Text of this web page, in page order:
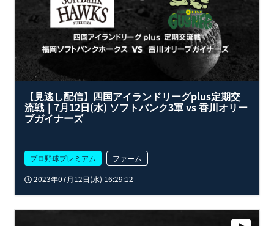
【見逃し配信】四国アイランドリーグplus定期交
流戦｜7月12日(水) ソフトバンク3軍 vs 香川オリー
ブガイナーズ
プロ野球プレミアム
ファーム
2023年07月12日(水) 16:29:12